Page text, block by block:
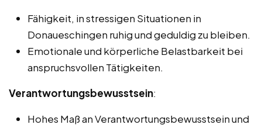
Fähigkeit, in stressigen Situationen in
Donaueschingen ruhig und geduldig zu bleiben.
Emotionale und körperliche Belastbarkeit bei
anspruchsvollen Tätigkeiten.
Verantwortungsbewusstsein:
Hohes Maß an Verantwortungsbewusstsein und